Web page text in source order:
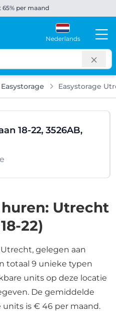
65% per maand
Nederlands
Easystorage Easystorage
18-22, 3526AB,
Utrecht
22)
gelegen aan
totaal 9 unieke typen
units op deze locatie
De gemiddelde
is € 46 per maand.